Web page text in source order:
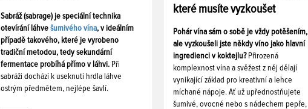
Sabráž (sabrage) je speciální technika
otevírání láhve šumivého vína, v ideálním
případě takového, které je vyrobeno
tradiční metodou, tedy sekundární
fermentace probíhá přímo v láhvi. Při
sabráži dochází k useknutí hrdla láhve
ostrým předmětem, nejlépe šavlí.
které musíte vyzkoušet
Pohár vína sám o sobě je vždy potěšením,
ale vyzkoušeli jste někdy víno jako hlavní
ingredienci v koktejlu? Přirozená
komplexnost vína a svěžest z něj dělají
vynikající základ pro kreativní a lehce
míchané nápoje. Ať už upřednostňujete
šumivé, ovocné nebo s nádechem pepře,